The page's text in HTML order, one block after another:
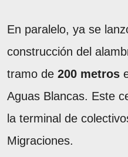
En paralelo, ya se
construcción del
tramo de 200 metros
Aguas Blancas. Este
la terminal de
Migraciones.